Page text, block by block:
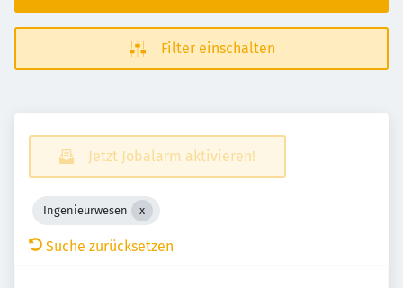
Filter einschalten
Jetzt Jobalarm aktivieren!
Ingenieurwesen
Suche zurücksetzen